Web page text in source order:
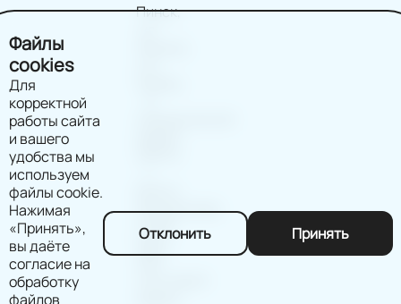
Файлы
cookies
Для
корректной
работы сайта
и вашего
удобства мы
используем
файлы cookie.
Нажимая
«Принять»,
вы даёте
согласие на
обработку
файлов
Отклонить Принять
Пинск,
Филимонова
д.25Б,
офис
202